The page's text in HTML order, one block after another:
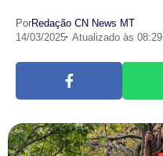
PorRedação CN News MT
14/03/2025 Atualizado às 08:29